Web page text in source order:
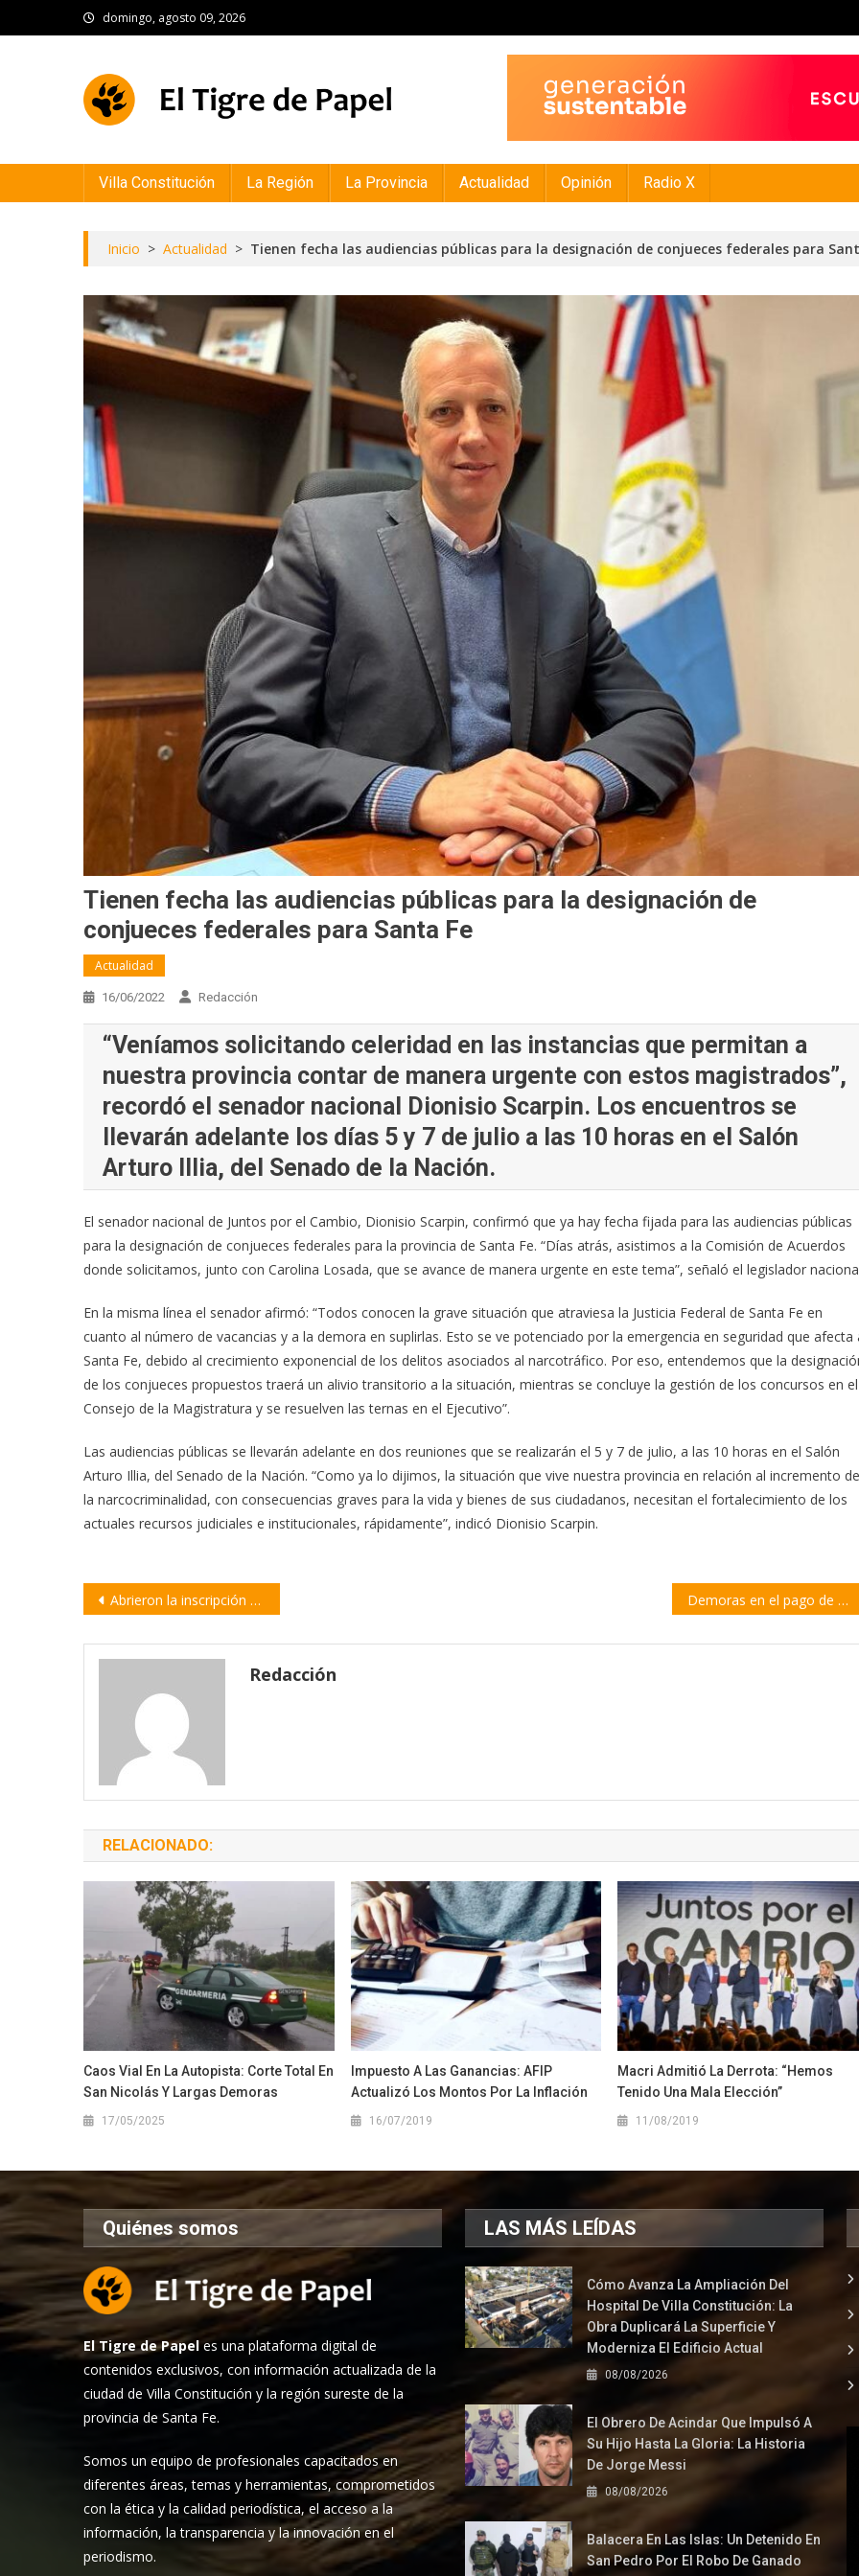
to
domingo, agosto 09, 2026
Villa Constitución La Región La Provincia Actualidad Opinión Radio X
Inicio > Actualidad > Tienen fecha las audiencias públicas para la designación de conjueces federales para
Tienen fecha las audiencias públicas para la designación de
conjueces federales para Santa Fe
Actualidad
16/06/2022 Redacción
“Veníamos solicitando celeridad en las instancias que permitan a
nuestra provincia contar de manera urgente con estos magistrados”,
recordó el senador nacional Dionisio Scarpin. Los encuentros se
llevarán adelante los días 5 y 7 de julio a las 10 horas en el Salón
Arturo Illia, del Senado de la Nación.
El senador nacional de Juntos por el Cambio, Dionisio Scarpin, confirmó que ya hay fecha fijada para las audiencias públicas
para la designación de conjueces federales para la provincia de Santa Fe. “Días atrás, asistimos a la Comisión de Acuerdos
donde solicitamos, junto con Carolina Losada, que se avance de manera urgente en este tema”, señaló el legislador
En la misma línea el senador afirmó: “Todos conocen la grave situación que atraviesa la Justicia Federal de Santa Fe en
cuanto al número de vacancias y a la demora en suplirlas. Esto se ve potenciado por la emergencia en seguridad que afecta
Santa Fe, debido al crecimiento exponencial de los delitos asociados al narcotráfico. Por eso, entendemos que la
de los conjueces propuestos traerá un alivio transitorio a la situación, mientras se concluye la gestión de los concursos en el
Consejo de la Magistratura y se resuelven las ternas en el Ejecutivo”.
Las audiencias públicas se llevarán adelante en dos reuniones que se realizarán el 5 y 7 de julio, a las 10 horas en el Salón
Arturo Illia, del Senado de la Nación. “Como ya lo dijimos, la situación que vive nuestra provincia en relación al incremento de
la narcocriminalidad, con consecuencias graves para la vida y bienes de sus ciudadanos, necesitan el fortalecimiento de los
actuales recursos judiciales e institucionales, rápidamente”, indicó Dionisio Scarpin.
Navegación
entradas
Abrieron la inscripción para el 1° Congreso Federal de Educación Artística de Santa Fe Demoras en el pago de prestaciones de servicios médicos para personas con discapacidad
Redacción
RELACIONADO:
Caos Vial En La Autopista: Corte Total En
San Nicolás Y Largas Demoras
17/05/2025
Impuesto A Las Ganancias: AFIP
Actualizó Los Montos Por La Inflación
16/07/2019
Macri Admitió La Derrota: “Hemos
Tenido Una Mala Elección”
11/08/2019
Quiénes somos
El Tigre de Papeles una plataforma digital de
contenidos exclusivos, con información actualizada de la
ciudad de Villa Constitución y la región sureste de la
provincia de Santa Fe.
Somos un equipo de profesionales capacitados en
diferentes áreas, temas y herramientas, comprometidos
con la ética y la calidad periodística, el acceso a la
información, la transparencia y la innovación en el
periodismo.
LAS MÁS LEÍDAS
Cómo Avanza La Ampliación Del
Hospital De Villa Constitución: La
Obra Duplicará La Superficie Y
Moderniza El Edificio Actual
08/08/2026
El Obrero De Acindar Que Impulsó A
Su Hijo Hasta La Gloria: La Historia
De Jorge Messi
08/08/2026
Balacera En Las Islas: Un Detenido En
San Pedro Por El Robo De Ganado